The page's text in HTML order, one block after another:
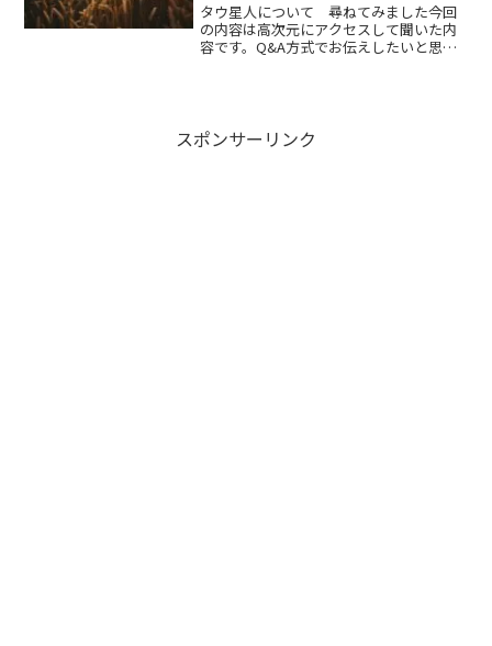
タウ星人について 尋ねてみました今回
の内容は高次元にアクセスして聞いた内
容です。Q&A方式でお伝えしたいと思い
スポンサーリンク